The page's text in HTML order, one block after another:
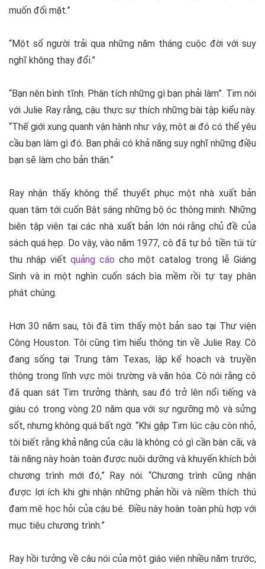
muốn đối mặt.”
“Một số người trải qua những năm tháng cuộc đời với suy
nghĩ không thay đổi.”
“Bạn nên bình tĩnh. Phân tích những gì bạn phải làm”. Tim nói
với Julie Ray rằng, cậu thực sự thích những bài tập kiểu này.
“Thế giới xung quanh vận hành như vậy, một ai đó có thể yêu
cầu bạn làm gì đó. Bạn phải có khả năng suy nghĩ những điều
bạn sẽ làm cho bản thân.”
Ray nhận thấy không thể thuyết phục một nhà xuất bản
quan tâm tới cuốn Bật sáng những bộ óc thông minh. Những
biên tập viên tại các nhà xuất bản lớn nói rằng chủ đề của
sách quá hẹp. Do vậy, vào năm 1977, cô đã tự bỏ tiền túi từ
thu nhập viết quảng cáo cho một catalog trong lễ Giáng
Sinh và in một nghìn cuốn sách bìa mềm rồi tự tay phân
phát chúng.
Hơn 30 năm sau, tôi đã tìm thấy một bản sao tại Thư viện
Công Houston. Tôi cũng tìm hiểu thông tin về Julie Ray. Cô
đang sống tại Trung tâm Texas, lập kế hoạch và truyền
thông trong lĩnh vực môi trường và văn hóa. Cô nói rằng cô
đã quan sát Tim trưởng thành, sau đó trở lên nổi tiếng và
giàu có trong vòng 20 năm qua với sự ngưỡng mộ và sửng
sốt, nhưng không quá bất ngờ. “Khi gặp Tim lúc cậu còn nhỏ,
tôi biết rằng khả năng của cậu là không có gì cần bàn cãi, và
tài năng này hoàn toàn được nuôi dưỡng và khuyến khích bởi
chương trình mới đó,” Ray nói. “Chương trình cũng nhận
được lợi ích khi ghi nhận những phản hồi và niềm thích thú
đam mê học hỏi của cậu bé. Điều này hoàn toàn phù hợp với
mục tiêu chương trình.”
Ray hồi tưởng về câu nói của một giáo viên nhiều năm trước,